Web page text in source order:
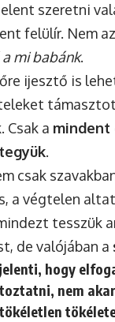
szeretni
felülír. Nem
a mi babánk.
ijesztő is
Csak a mindent
.
csak
a végtelen
tesszük
de valójában a
hogy
nem